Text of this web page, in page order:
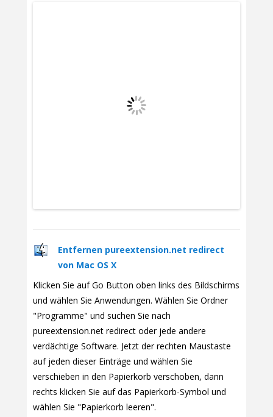
Entfernen pureextension.net redirect
von Mac OS X
Klicken Sie auf Go Button oben links des Bildschirms
und wählen Sie Anwendungen. Wählen Sie Ordner
"Programme" und suchen Sie nach
pureextension.net redirect oder jede andere
verdächtige Software. Jetzt der rechten Maustaste
auf jeden dieser Einträge und wählen Sie
verschieben in den Papierkorb verschoben, dann
rechts klicken Sie auf das Papierkorb-Symbol und
wählen Sie "Papierkorb leeren".